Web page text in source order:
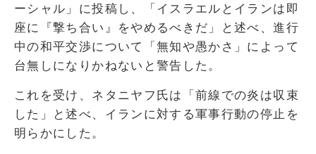
ーシャル」に投稿し、「イスラエルとイランは即
座に『撃ち合い』をやめるべきだ」と述べ、進行
中の和平交渉について「無知や愚かさ」によって
台無しになりかねないと警告した。
これを受け、ネタニヤフ氏は「前線での炎は収束
した」と述べ、イランに対する軍事行動の停止を
明らかにした。